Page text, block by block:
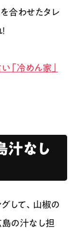
合わせたタレ
「冷めん家」
汁なし
して、山椒の
の汁なし担